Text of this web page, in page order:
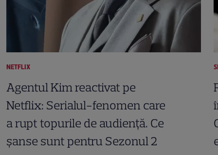
NETFLIX
Agentul Kim reactivat pe
Netflix: Serialul-fenomen care
a rupt topurile de audiență. Ce
șanse sunt pentru Sezonul 2